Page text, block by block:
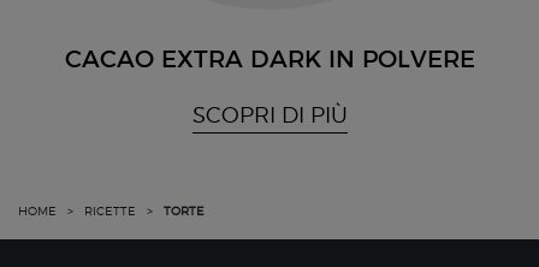
CACAO EXTRA DARK IN POLVERE
SCOPRI DI PIÙ
HOME > RICETTE > TORTE